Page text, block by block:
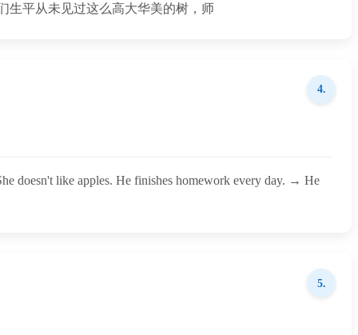
生平从未见过这么高大华美的树，师
4.
like apples. ‌He‌ finishes homework every day. → ‌He‌
5.